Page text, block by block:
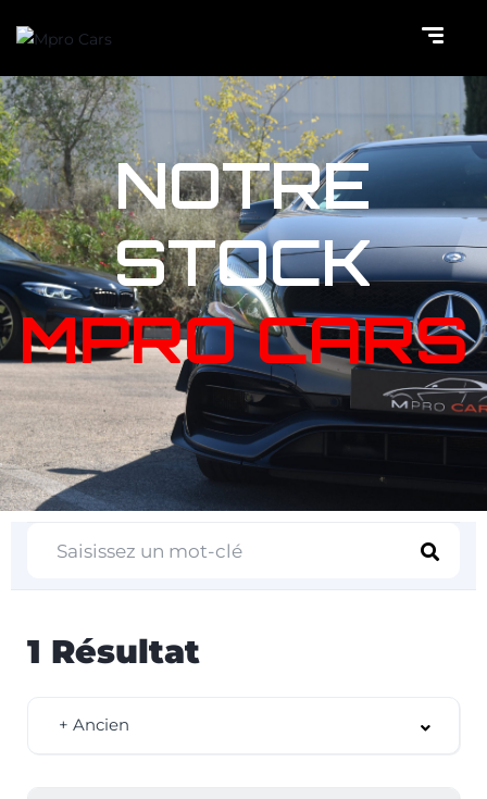
NOTRE
STOCK
MPRO CARS
1 Résultat
+ Ancien